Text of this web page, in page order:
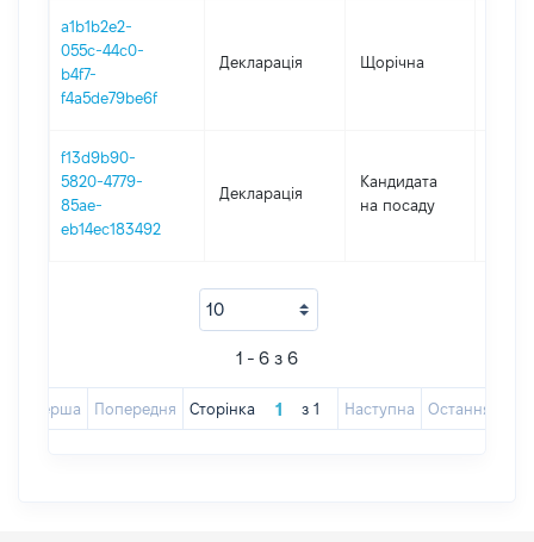
a1b1b2e2-
055c-44c0-
b4f7-
f4a5de79be6f
Декларація Щорічна
f13d9b90-
5820-4779-
85ae-
eb14ec183492
Декларація
Кандидата
на посаду
1 - 6 з 6
Перша Попередня Сторінка з 1 Наступна Остання